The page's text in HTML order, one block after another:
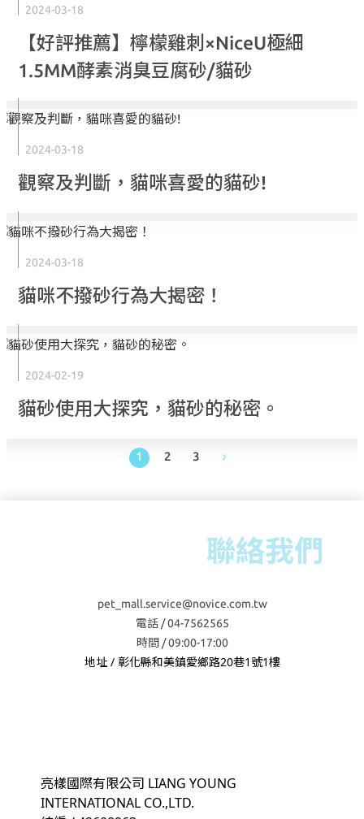
2024-03-18
【好評推薦】檸檬雞刺×NiceU極細
1.5MM酵素消臭豆腐砂/貓砂
2024-03-18
觀察及判斷，貓咪喜愛的貓砂!
2024-03-18
貓咪不撥砂行為大揭密！
2024-02-19
貓砂使用大探究，貓砂的秘密。
1 2 3
聯絡我們
pet_mall.service@novice.com.tw
電話 / 04-7562565
時間 / 09:00-17:00
地址 / 彰化縣和美鎮愛鄉路20巷1號1樓
亮樣國際有限公司 LIANG YOUNG
INTERNATIONAL CO.,LTD.